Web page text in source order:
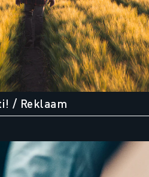
/ Reklaam